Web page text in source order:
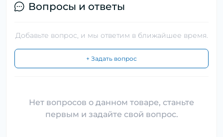
Вопросы и ответы
Добавьте вопрос, и мы ответим в ближайшее время.
+ Задать вопрос
Нет вопросов о данном товаре, станьте
первым и задайте свой вопрос.